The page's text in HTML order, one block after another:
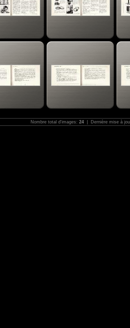
Nombre total d'images: 24 | Dernière mise à